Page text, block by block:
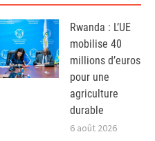
Rwanda : L’UE
mobilise 40
millions d’euros
pour une
agriculture
durable
6 août 2026